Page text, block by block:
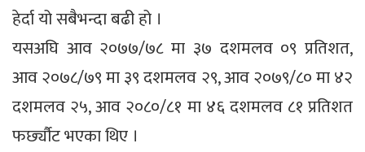
हेर्दा यो सबैभन्दा बढी हो ।
यसअघि आव २०७७/७८ मा ३७ दशमलव ०९ प्रतिशत,
आव २०७८/७९ मा ३९ दशमलव २९, आव २०७९/८० मा ४२
दशमलव २५, आव २०८०/८१ मा ४६ दशमलव ८१ प्रतिशत
फर्छ्यौट भएका थिए ।